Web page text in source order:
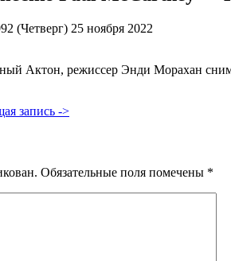
(Четверг) 25 ноября 2022
Актон, режиссер Энди Морахан
запись ->
Обязательные поля помечены *